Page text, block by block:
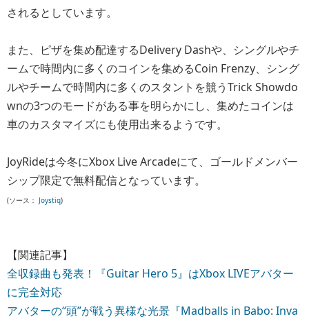
されるとしています。
また、ピザを集め配達するDelivery Dashや、シングルやチ
ームで時間内に多くのコインを集めるCoin Frenzy、シング
ルやチームで時間内に多くのスタントを競うTrick Showdo
wnの3つのモードがある事を明らかにし、集めたコインは
車のカスタマイズにも使用出来るようです。
JoyRideは今冬にXbox Live Arcadeにて、ゴールドメンバー
シップ限定で無料配信となっています。
(ソース： Joystiq)
【関連記事】
全収録曲も発表！『Guitar Hero 5』はXbox LIVEアバター
に完全対応
アバターの“頭”が戦う異様な光景『Madballs in Babo: Inva